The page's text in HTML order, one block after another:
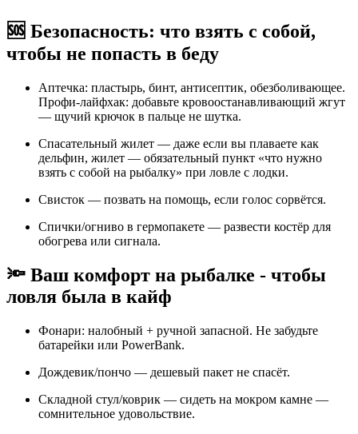
🆘 Безопасность: что взять с собой,
чтобы не попасть в беду
Аптечка: пластырь, бинт, антисептик, обезболивающее.
Профи-лайфхак: добавьте кровоостанавливающий жгут
— щучий крючок в пальце не шутка.
Спасательный жилет — даже если вы плаваете как
дельфин, жилет — обязательный пункт «что нужно
взять с собой на рыбалку» при ловле с лодки.
Свисток — позвать на помощь, если голос сорвётся.
Спички/огниво в гермопакете — развести костёр для
обогрева или сигнала.
🔦 Ваш комфорт на рыбалке - чтобы
ловля была в кайф
Фонари: налобный + ручной запасной. Не забудьте
батарейки или PowerBank.
Дождевик/пончо — дешевый пакет не спасёт.
Складной стул/коврик — сидеть на мокром камне —
сомнительное удовольствие.